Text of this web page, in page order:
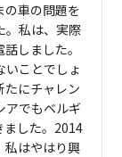
の車の問題を
。私は、実際
しました。
いことでしょ
たにチャレン
アでもベルギ
ました。2014
私はやはり興